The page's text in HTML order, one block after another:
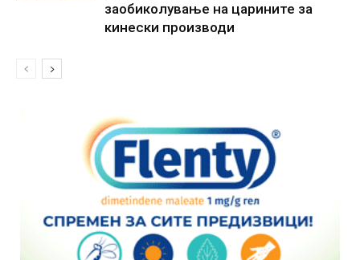
заобиколување на царините за
кинески производи